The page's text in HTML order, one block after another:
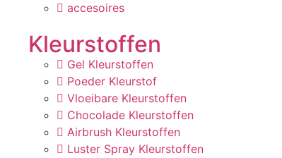
accesoires
Kleurstoffen
Gel Kleurstoffen
Poeder Kleurstof
Vloeibare Kleurstoffen
Chocolade Kleurstoffen
Airbrush Kleurstoffen
Luster Spray Kleurstoffen